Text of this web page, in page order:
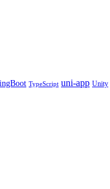
TypeScript uni-app Unity